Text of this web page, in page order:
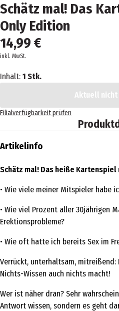
Schätz mal! Das
Only Edition
14,99 €
inkl. MwSt.
Inhalt: 1 Stk.
Aktuell
Filialverfügbarkeit prüfen
Artikelinfo
Schätz mal! Das heiße
• Wie viele meiner Mitspieler habe
• Wie viel Prozent aller 30jährigen
Erektionsprobleme?
• Wie oft hatte ich bereits Sex im
Verrückt, unterhaltsam, mitreißend:
Nichts-Wissen auch nichts macht!
Wer ist näher dran? Sehr
Antwort wissen, sondern es geht